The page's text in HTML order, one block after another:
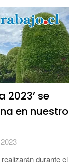
2023’ se
en nuestro
durante el